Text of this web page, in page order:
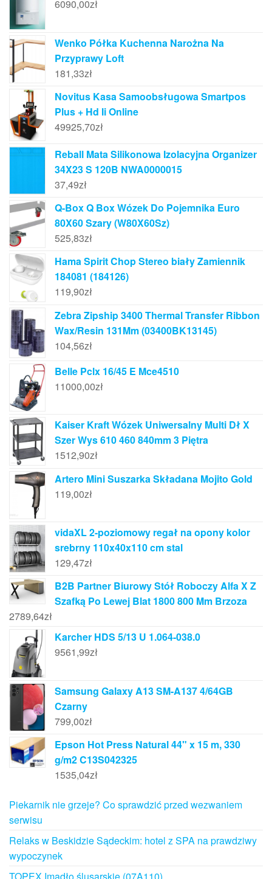
6090,00zł
Wenko Półka Kuchenna Narożna Na
Przyprawy Loft
181,33zł
Novitus Kasa Samoobsługowa Smartpos
Plus + Hd Ii Online
49925,70zł
Reball Mata Silikonowa Izolacyjna Organizer
34X23 S 120B NWA0000015
37,49zł
Q-Box Q Box Wózek Do Pojemnika Euro
80X60 Szary (W80X60Sz)
525,83zł
Hama Spirit Chop Stereo biały Zamiennik
184081 (184126)
119,90zł
Zebra Zipship 3400 Thermal Transfer Ribbon
Wax/Resin 131Mm (03400BK13145)
104,56zł
Belle Pclx 16/45 E Mce4510
11000,00zł
Kaiser Kraft Wózek Uniwersalny Multi Dł X
Szer Wys 610 460 840mm 3 Piętra
1512,90zł
Artero Mini Suszarka Składana Mojito Gold
119,00zł
vidaXL 2-poziomowy regał na opony kolor
srebrny 110x40x110 cm stal
129,47zł
B2B Partner Biurowy Stół Roboczy Alfa X Z
Szafką Po Lewej Blat 1800 800 Mm Brzoza
2789,64zł
Karcher HDS 5/13 U 1.064-038.0
9561,99zł
Samsung Galaxy A13 SM-A137 4/64GB
Czarny
799,00zł
Epson Hot Press Natural 44" x 15 m, 330
g/m2 C13S042325
1535,04zł
Piekarnik nie grzeje? Co sprawdzić przed wezwaniem
serwisu
Relaks w Beskidzie Sądeckim: hotel z SPA na prawdziwy
wypoczynek